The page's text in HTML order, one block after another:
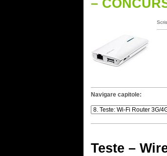
–
Navigare capitole:
Teste –